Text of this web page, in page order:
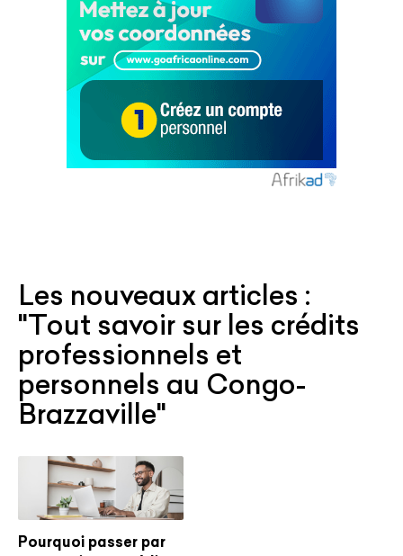
Les nouveaux articles :
"Tout savoir sur les crédits
professionnels et
personnels au Congo-
Brazzaville"
Pourquoi passer par